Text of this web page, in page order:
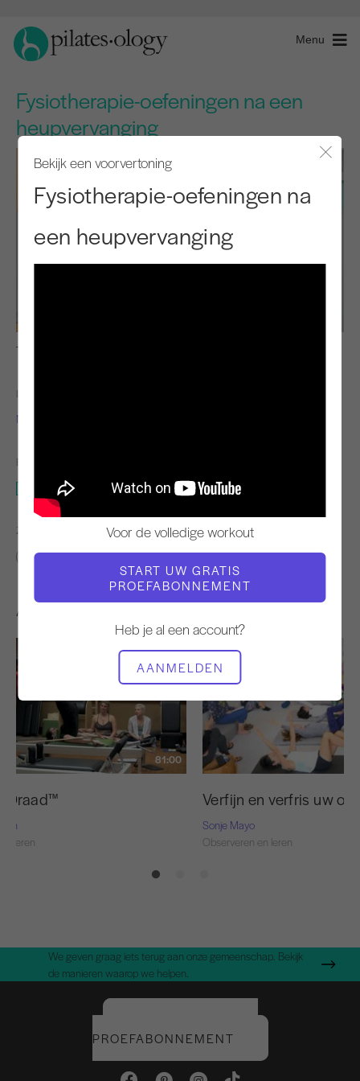
Menu
Fysiotherapie-oefeningen na een
heupvervanging
Bekijk een voorvertoning
Fysiotherapie-oefeningen na
een heupvervanging
Voor de volledige workout
START UW GRATIS
PROEFABONNEMENT
Heb je al een account?
AANMELDEN
LERAAR
Niedra Gabriël
BENODIGDE APPARATUUR
Hele studio
ZOEK VERGELIJKBARE LESSEN VOOR
20 - 30 min
Hele studio
Andere workouts die je misschien leuk vindt
81:00
Draad™
leren
Verfijn en verfris uw
Sonje Mayo
Observeren en leren
We geven graag iets terug aan onze gemeenschap. Bekijk
de manieren waarop we helpen.
PROEFABONNEMENT